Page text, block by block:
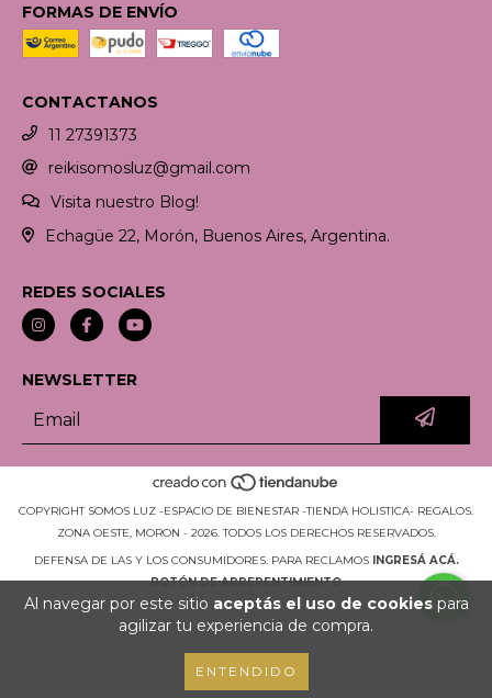
Al navegar por este sitio aceptás el uso de cookiespara
agilizar tu experiencia de compra.
ENTENDIDO
FORMAS DE ENVÍO
CONTACTANOS
11 27391373
reikisomosluz@gmail.com
Visita nuestro Blog!
Echagüe 22, Morón, Buenos Aires, Argentina.
REDES SOCIALES
NEWSLETTER
COPYRIGHT SOMOS LUZ -ESPACIO DE BIENESTAR -TIENDA HOLISTICA- REGALOS.
ZONA OESTE, MORON - 2026. TODOS LOS DERECHOS RESERVADOS.
DEFENSA DE LAS Y LOS CONSUMIDORES. PARA RECLAMOS
INGRESÁ ACÁ.
BOTÓN DE ARREPENTIMIENTO